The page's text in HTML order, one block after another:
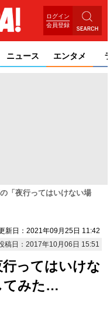
ログイン
会員登録
ニュース エンタメ
「夜行ってはいけない場
新日：2021年09月25日 11:42
稿日：2017年10月06日 15:51
ってはいけな
てみた…